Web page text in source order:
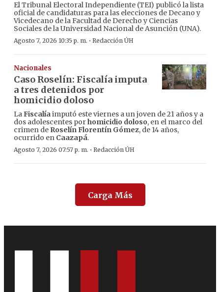
El Tribunal Electoral Independiente (TEI) publicó la lista
oficial de candidaturas para las elecciones de Decano y
Vicedecano de la Facultad de Derecho y Ciencias
Sociales de la Universidad Nacional de Asunción (UNA).
Agosto 7, 2026 10:35 p. m. · Redacción ÚH
Nacionales
Caso Roselín: Fiscalía imputa
a tres detenidos por
homicidio doloso
LaFiscalíaimputó este viernes a un joven de 21 años y a
dos adolescentes porhomicidio doloso, en el marco del
crimen de Roselín Florentín Gómez, de 14 años,
ocurrido en Caazapá.
Agosto 7, 2026 07:57 p. m. · Redacción ÚH
Carga Más